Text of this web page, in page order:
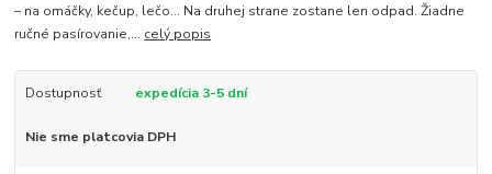
– na omáčky, kečup, lečo... Na druhej strane zostane len odpad. Žiadne
ručné pasírovanie,... celý popis
Dostupnosť expedícia 3-5 dní
Nie sme platcovia DPH